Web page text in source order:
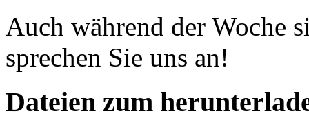
Auch während der Woche
sprechen Sie uns an!
Dateien zum